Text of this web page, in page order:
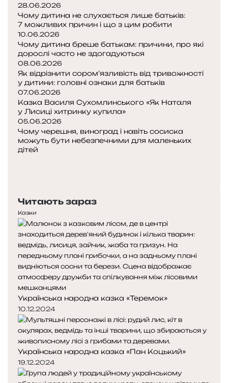
:
щ
о
п
о
к
а
з
а
л
о
д
о
с
е
н
о
г
28.06.2026
Чому дитина не слухається лише батьків:
7 можливих причин і що з цим робити
10.06.2026
Чому дитина бреше батькам: причини, про які
дорослі часто не здогадуються
08.06.2026
Як відрізнити сором’язливість від тривожності
у дитини: головні ознаки для батьків
07.06.2026
Казка Василя Сухомлинського «Як Наталя
у Лисиці хитринку купила»
05.06.2026
Чому черешня, виноград і навіть сосиска
можуть бути небезпечними для маленьких
дітей
р
е
д
н
я
с
т
о
р
і
н
к
а
т
у
п
н
а
с
т
о
р
і
н
к
а
Читають зараз
Казки
Українська народна казка «Теремок»
10.12.2024
Українська народна казка «Пан Коцький»
19.12.2024